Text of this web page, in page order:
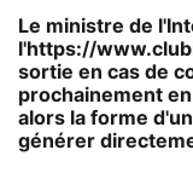
Le ministre de
l'https://
sortie en cas de
prochainement
alors la forme
générer